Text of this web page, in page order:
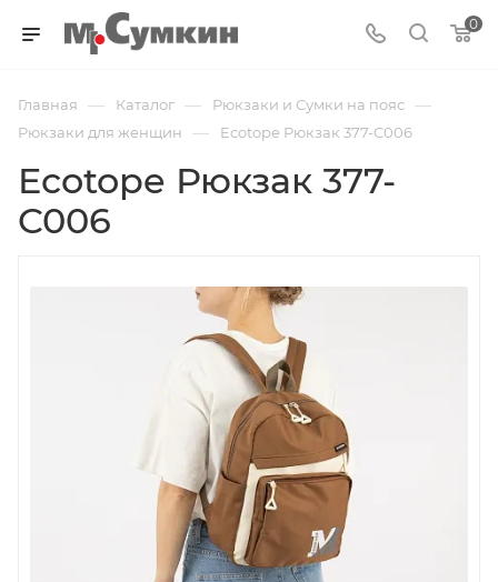
0
Главная — Каталог — Рюкзаки и Сумки на пояс —
Рюкзаки для женщин — Ecotope Рюкзак 377-C006
Ecotope Рюкзак 377-
C006